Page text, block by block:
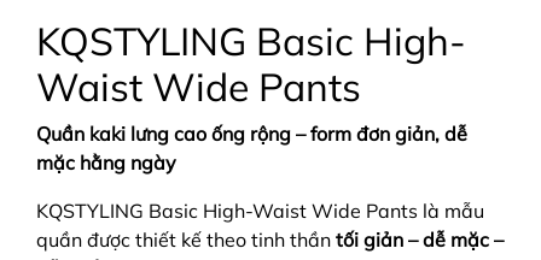
KQSTYLING Basic High-
Waist Wide Pants
Quần kaki lưng cao ống rộng – form đơn giản, dễ
mặc hằng ngày
KQSTYLING Basic High-Waist Wide Pants là mẫu
quần được thiết kế theo tinh thần tối giản – dễ mặc –